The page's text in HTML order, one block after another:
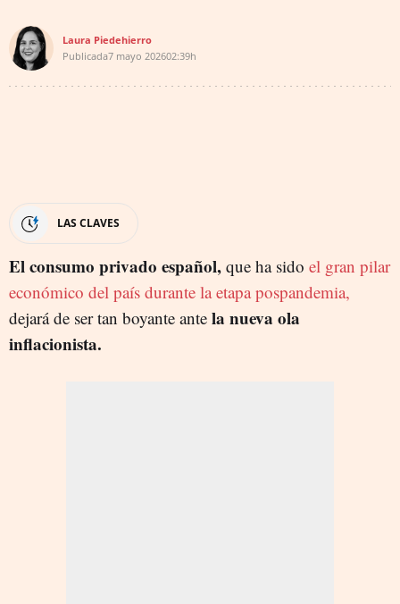
Laura Piedehierro
Publicada7 mayo 202602:39h
LAS CLAVES
El consumo privado español, que ha sido el gran pilar
económico del país durante la etapa pospandemia,
dejará de ser tan boyante ante la nueva ola
inflacionista.